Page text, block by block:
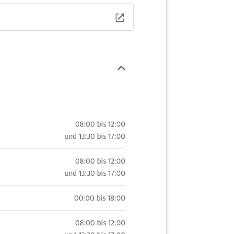
08:00 bis 12:00
und 13:30 bis 17:00
08:00 bis 12:00
und 13:30 bis 17:00
00:00 bis 18:00
08:00 bis 12:00